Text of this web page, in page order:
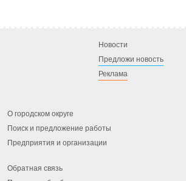
Новости
Предложи новость
Реклама
О городском округе
Поиск и предложение работы
Предприятия и организации
Обратная связь